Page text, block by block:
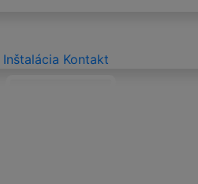
Inštalácia Kontakt